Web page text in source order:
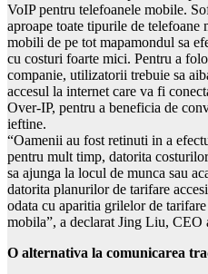
VoIP pentru telefoanele mobile.
aproape toate tipurile de
mobili de pe tot mapamondul sa
cu costuri foarte mici. Pentru a
companie, utilizatorii trebuie sa
accesul la internet care va fi
Over-IP, pentru a beneficia de
ieftine.
“Oamenii au fost retinuti in a
pentru mult timp, datorita
sa ajunga la locul de munca sau
datorita planurilor de tarifare
odata cu aparitia grilelor de
mobila”, a declarat Jing Liu,
O alternativa la comunicarea